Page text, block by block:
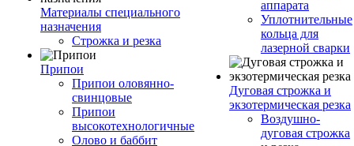
Материалы специального
назначения
Строжка и резка
Припои
Припои оловянно-
свинцовые
Припои
высокотехнологичные
Олово и баббит
аппарата
Уплотнительные
кольца для
лазерной сварки
Дуговая строжка и
экзотермическая резка
Воздушно-
дуговая строжка